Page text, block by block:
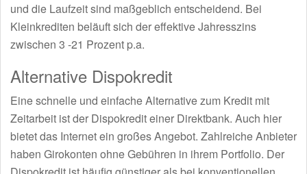
und die Laufzeit sind maßgeblich entscheidend. Bei
Kleinkrediten beläuft sich der effektive Jahresszins
zwischen 3 -21 Prozent p.a.
Alternative Dispokredit
Eine schnelle und einfache Alternative zum Kredit mit
Zeitarbeit ist der Dispokredit einer Direktbank. Auch hier
bietet das Internet ein großes Angebot. Zahlreiche Anbieter
haben Girokonten ohne Gebühren in ihrem Portfolio. Der